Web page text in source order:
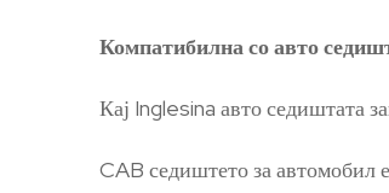
Компатибилна со авто
Кај Inglesina авто седиштата
CAB седиштето за автомобил